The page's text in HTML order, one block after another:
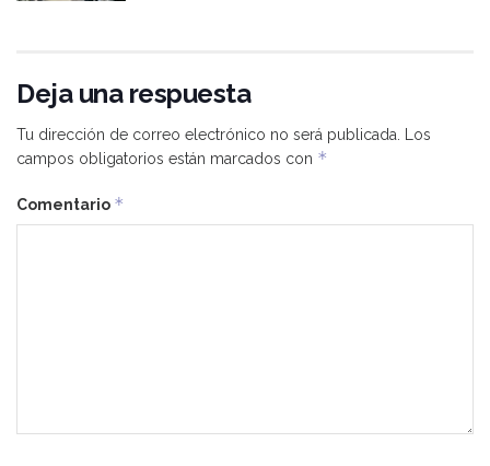
Deja una respuesta
Tu dirección de correo electrónico no será publicada.
Los
campos obligatorios están marcados con *
Comentario *